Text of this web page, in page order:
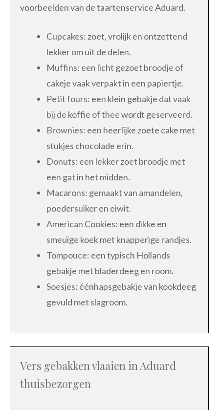
voorbeelden van de taartenservice Aduard.
Cupcakes: zoet, vrolijk en ontzettend
lekker om uit de delen.
Muffins: een licht gezoet broodje of
cakeje vaak verpakt in een papiertje.
Petit fours: een klein gebakje dat vaak
bij de koffie of thee wordt geserveerd.
Brownies: een heerlijke zoete cake met
stukjes chocolade erin.
Donuts: een lekker zoet broodje met
een gat in het midden.
Macarons: gemaakt van amandelen,
poedersuiker en eiwit.
American Cookies: een dikke en
smeuïge koek met knapperige randjes.
Tompouce: een typisch Hollands
gebakje met bladerdeeg en room.
Soesjes: éénhapsgebakje van kookdeeg
gevuld met slagroom.
Vers gebakken vlaaien in Aduard
thuisbezorgen